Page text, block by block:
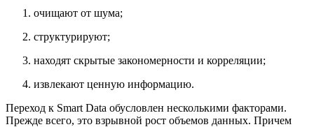
очищают от шума;
структурируют;
находят скрытые закономерности и корреляции;
извлекают ценную информацию.
Переход к Smart Data обусловлен несколькими факторами.
Прежде всего, это взрывной рост объемов данных. Причем